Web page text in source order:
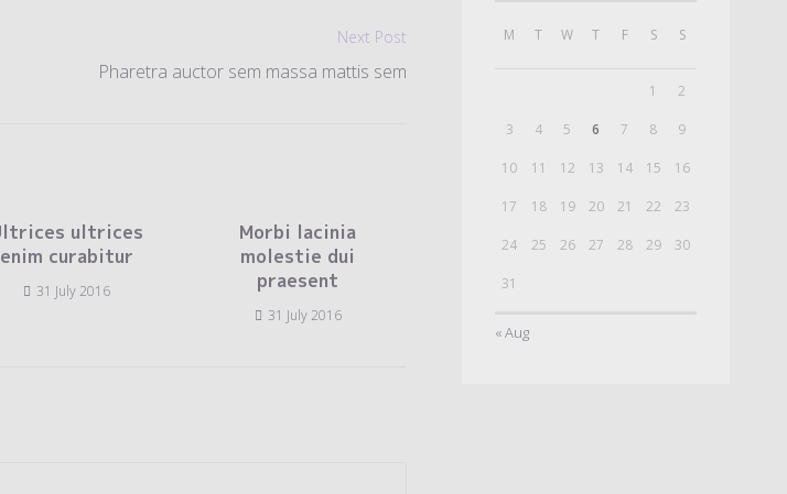
Next Post
Pharetra auctor sem massa mattis sem
ultrices
enim curabitur
31 July 2016
Morbi lacinia
molestie dui
praesent
31 July 2016
M T W T F S S
1 2
3 4 5 6 7 8 9
10 11 12 13 14 15 16
17 18 19 20 21 22 23
24 25 26 27 28 29 30
31
« Aug